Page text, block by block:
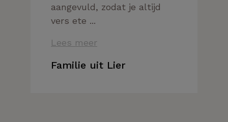
aangevuld, zodat je altijd
vers ete ...
Lees meer
Familie uit Lier